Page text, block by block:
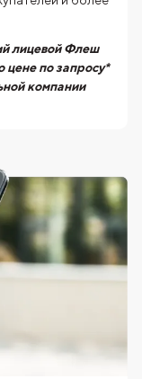
лицевой Флеш
по запросу*
компании